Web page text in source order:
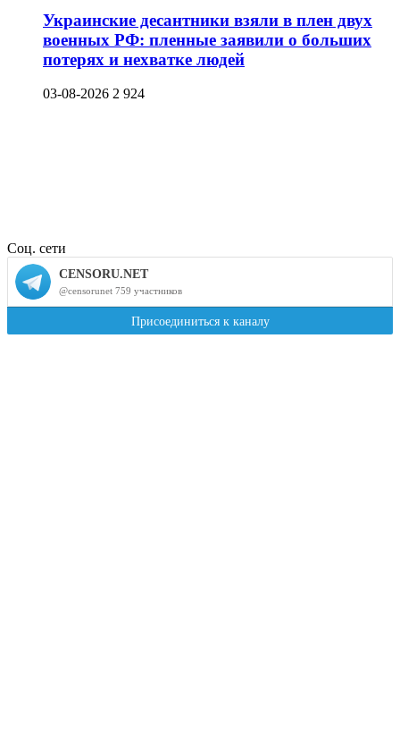
Украинские десантники взяли в плен двух
военных РФ: пленные заявили о больших
потерях и нехватке людей
03-08-2026 2 924
Соц. сети